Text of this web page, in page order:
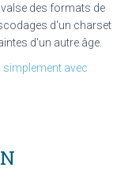
valse des formats de
d'un charset
d'un autre âge.
avec